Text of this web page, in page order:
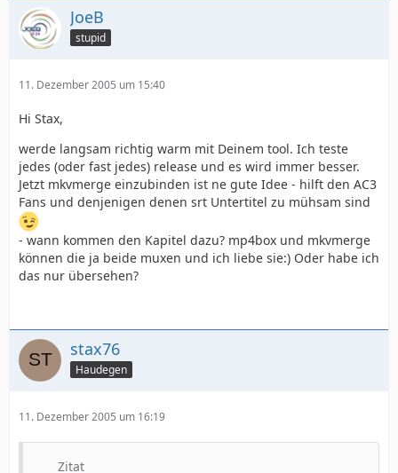
JoeB
stupid
11. Dezember 2005 um 15:40
Hi Stax,
werde langsam richtig warm mit Deinem tool. Ich teste
jedes (oder fast jedes) release und es wird immer besser.
Jetzt mkvmerge einzubinden ist ne gute Idee - hilft den AC3
Fans und denjenigen denen srt Untertitel zu mühsam sind
- wann kommen den Kapitel dazu? mp4box und mkvmerge
können die ja beide muxen und ich liebe sie:) Oder habe ich
das nur übersehen?
stax76
Haudegen
11. Dezember 2005 um 16:19
Zitat